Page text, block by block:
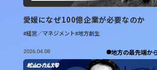
愛媛になぜ100億企業が必要なのか
#経営／マネジメント#地方創生
2026.04.08 地方の最先端か